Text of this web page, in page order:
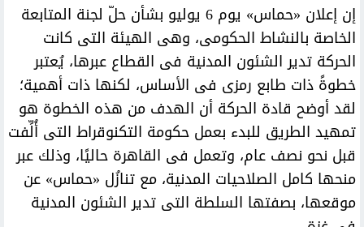
إن إعلان «حماس» يوم 6 يوليو بشأن حلّ لجنة المتابعة
الخاصة بالنشاط الحكومى، وهى الهيئة التى كانت
الحركة تدير الشئون المدنية فى القطاع عبرها، يُعتبر
خطوةً ذات طابع رمزى فى الأساس، لكنها ذات أهمية؛
لقد أوضح قادة الحركة أن الهدف من هذه الخطوة هو
تمهيد الطريق للبدء بعمل حكومة التكنوقراط التى أُلِّفت
قبل نحو نصف عام، وتعمل فى القاهرة حاليًا، وذلك عبر
منحها كامل الصلاحيات المدنية، مع تنازُل «حماس» عن
موقعها، بصفتها السلطة التى تدير الشئون المدنية